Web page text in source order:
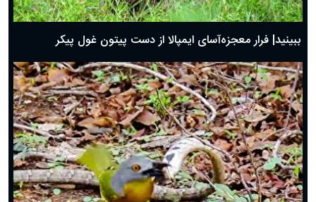
ببینید| فرار معجزه‌آسای ایمپالا از دست پیتون غول پیکر